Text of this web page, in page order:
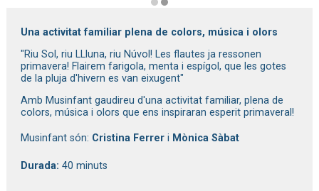
Una activitat familiar plena de colors, música i olors
"Riu Sol, riu LLluna, riu Núvol! Les flautes ja ressonen
primavera! Flairem farigola, menta i espígol, que les gotes
de la pluja d'hivern es van eixugent"
Amb Musinfant gaudireu d'una activitat familiar, plena de
colors, música i olors que ens inspiraran esperit primaveral!
Musinfant són: Cristina Ferrer i Mònica Sàbat
Durada: 40 minuts